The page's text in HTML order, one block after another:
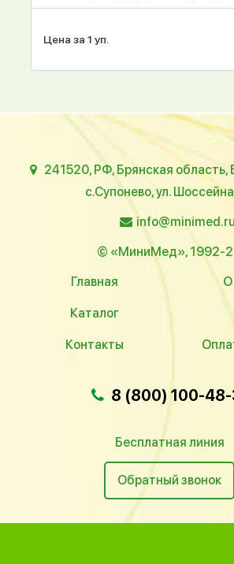
Цена за 1 уп.
241520, РФ, Брянская область,
с.Супонево, ул.
info@minimed.ru
© «МиниМед», 1992-
Главная
О
Каталог
Контакты
8 (800) 100-
Бесплатная линия
Обратный звонок